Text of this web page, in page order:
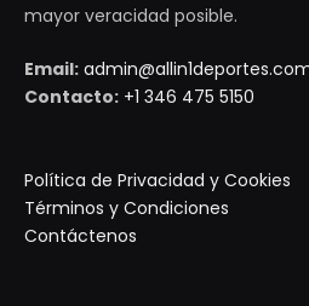
mayor veracidad posible.
Email:
Contacto: +1 346 475 5150
Política de Privacidad y Cookies
Términos y Condiciones
Contáctenos